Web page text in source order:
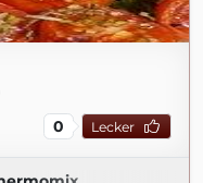
0 Lecker